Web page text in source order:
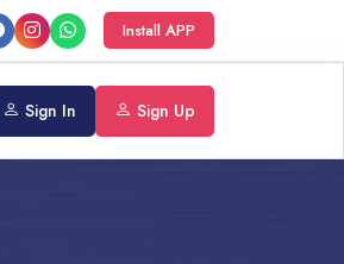
Install APP
Sign In Sign Up